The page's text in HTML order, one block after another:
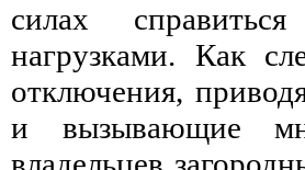
силах
нагрузками. Как
отключения,
и вызывающие